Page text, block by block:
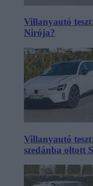
Villanyautó
Nirója?
Villanyautó
szedánba oltott